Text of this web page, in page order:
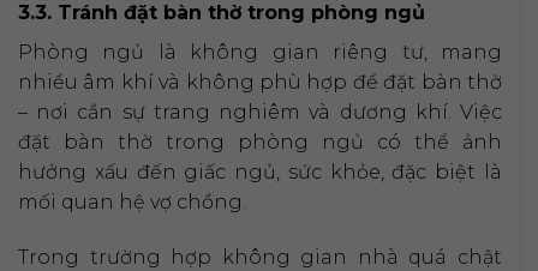
3.3. Tránh đặt bàn thờ trong phòng ngủ
Phòng ngủ là không gian riêng tư, mang
nhiều âm khí và không phù hợp để đặt bàn thờ
– nơi cần sự trang nghiêm và dương khí. Việc
đặt bàn thờ trong phòng ngủ có thể ảnh
hưởng xấu đến giấc ngủ, sức khỏe, đặc biệt là
mối quan hệ vợ chồng.
Trong trường hợp không gian nhà quá chật